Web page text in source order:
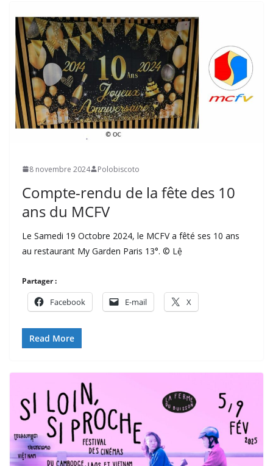
8 novembre 2024 Polobiscoto
Compte-rendu de la fête des 10
ans du MCFV
Le Samedi 19 Octobre 2024, le MCFV a fêté ses 10 ans
au restaurant My Garden Paris 13°. © Lệ
Partager :
Facebook E-mail X
Read More